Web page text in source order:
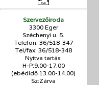
Szervezőiroda
3300 Eger
Széchenyi u. 5.
Telefon: 36/518-347
Tel/fax: 36/518-348
Nyitva tartás:
H-P:9.00-17.00
(ebédidő 13.00-14.00)
Sz:Zárva